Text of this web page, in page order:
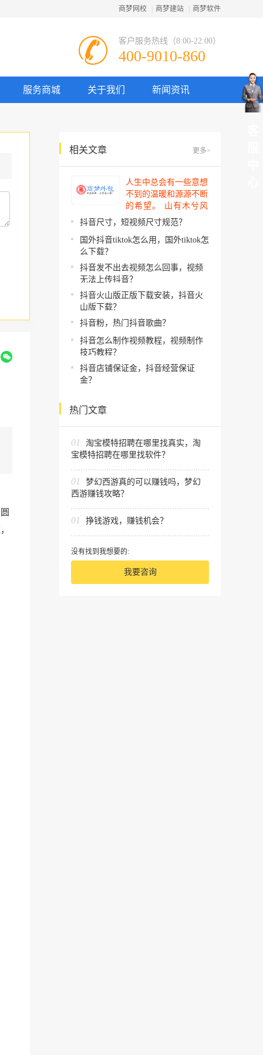
商梦网校 商梦建站 商梦软件
客户服务热线（8:00-22:00）
400-9010-860
服务商城 关于我们 新闻资讯
相关文章 更多>
人生中总会有一些意想
不到的温暖和源源不断
的希望。 山有木兮风
吹过，你的心思我都明
你。 你建起…
抖音尺寸，短视频尺寸规范？
国外抖音tiktok怎么用，国外tiktok怎
么下载？
抖音发不出去视频怎么回事，视频
无法上传抖音？
抖音火山版正版下载安装，抖音火
山版下载？
抖音粉，热门抖音歌曲？
抖音怎么制作视频教程，视频制作
技巧教程？
抖音店铺保证金，抖音经营保证
金？
热门文章
01
淘宝模特招聘在哪里找真实，淘
宝模特招聘在哪里找软件？
01
梦幻西游真的可以赚钱吗，梦幻
西游赚钱攻略？
01 挣钱游戏，赚钱机会？
没有找到我想要的:
我要咨询